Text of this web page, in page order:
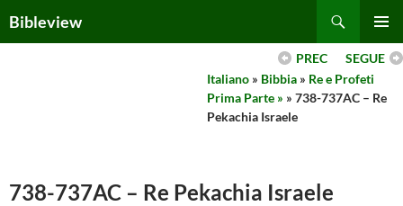
toBibleview
MENU
SEGUE
PREC
Italiano » Bibbia » Re e Profeti
Prima Parte » » 738-737AC – Re
Pekachia Israele
738-737AC – Re Pekachia Israele